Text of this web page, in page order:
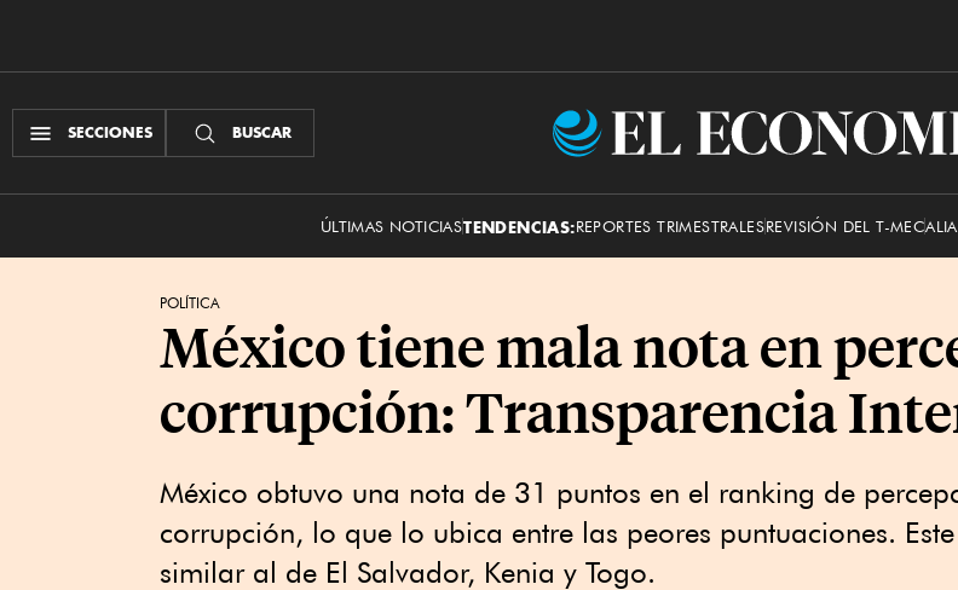
SECCIONES BUSCAR
El
ÚLTIMAS NOTICIASTENDENCIAS:REPORTES TRIMESTRALESREVISIÓN DEL T-MEC
POLÍTICA
México tiene mala nota en
corrupción: Transparencia
México obtuvo una nota de 31 puntos en el ranking de
corrupción, lo que lo ubica entre las peores puntuaciones.
similar al de El Salvador, Kenia y Togo.